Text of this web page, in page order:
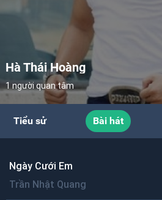
Hà Thái Hoàng
1 người quan tâm
Tiểu sử Bài hát
Ngày Cưới Em
Trần Nhật Quang